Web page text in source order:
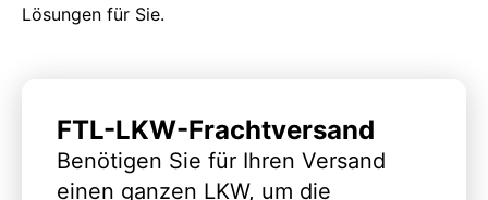
Lösungen für Sie.
FTL-LKW-Frachtversand
Benötigen Sie für Ihren Versand
einen ganzen LKW, um die